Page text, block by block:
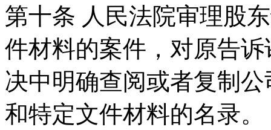
第十条 人民法院审理股
件材料的案件，对原告
决中明确查阅或者复制
和特定文件材料的名录。